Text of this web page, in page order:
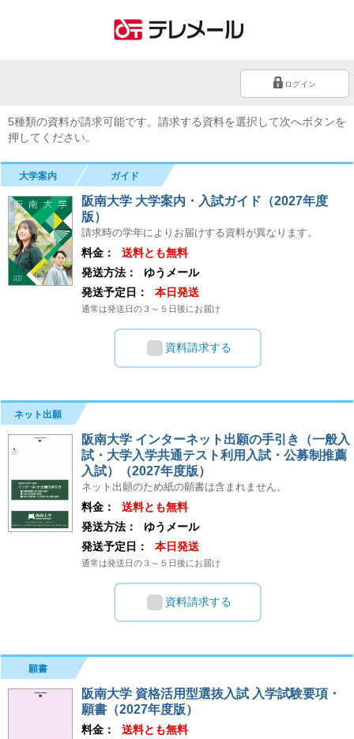
ログイン
5種類の資料が請求可能です。請求する資料を選択して次へボタンを
押してください。
大学案内 ガイド
阪南大学 大学案内・入試ガイド（2027年度
版）
請求時の学年によりお届けする資料が異なります。
料金：
送料とも無料
発送方法：
ゆうメール
発送予定日：
本日発送
通常は発送日の３～５日後にお届け
資料請求する
ネット出願
阪南大学 インターネット出願の手引き（一般入
試・大学入学共通テスト利用入試・公募制推薦
入試）（2027年度版）
ネット出願のため紙の願書は含まれません。
料金：
送料とも無料
発送方法：
ゆうメール
発送予定日：
本日発送
通常は発送日の３～５日後にお届け
資料請求する
願書
阪南大学 資格活用型選抜入試 入学試験要項・
願書（2027年度版）
料金：
送料とも無料